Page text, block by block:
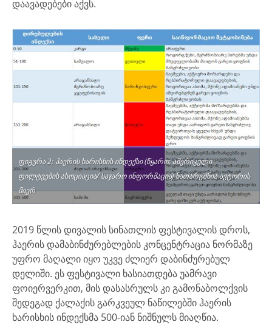
დაავადებები აქვს.
ფიგურა 2; ჰაერის ხარისხის ინდექსი (წყარო: ამერიკული
ფილტვების ასოციაცია/ საჯარო ინფორმაცია) ნათარგმნია ავტორის
მიერ
2019 წლის დივალის სინათლის ფესტივალის დროს,
ჰაერის დამაბინძურებლების კონცენტრაცია ნორმაზე
უფრო მაღალი იყო უკვე ძლიერ დაბინძურებულ
დელიში. ეს ფესტივალი ხასიათდება უამრავი
ფოიერვერკით, მის დასასრულს კი გამონაბოლქვის
შედეგად ქალაქის გარკვეულ ნაწილებში ჰაერის
ხარისხის ინდექსმა 500-იან ნიშნულს მიაღწია.